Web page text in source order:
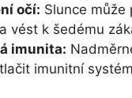
očí: Slunce může
vést k šedému
imunita:
imunitní